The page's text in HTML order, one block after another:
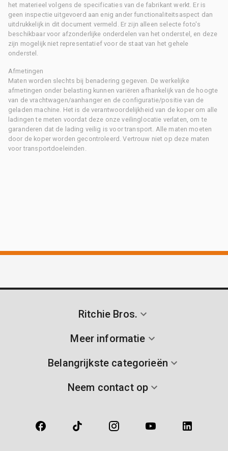
het materieel volgens de specificaties van de fabrikant werkt. Er is
geen inspectie uitgevoerd aan enig ander functionaliteitsaspect dan
uitdrukkelijk in dit document vermeld. Er zijn alleen selecte foto's
beschikbaar voor afzonderlijke onderdelen van het onderstel, en deze
zijn mogelijk niet representatief voor de staat van het gehele
onderstel.
Afmetingen
Maten worden slechts bij benadering gegeven. De werkelijke
afmetingen onder belasting kunnen variëren afhankelijk van de hoogte
van de vrachtwagen/aanhanger en de configuratie/positie van de
geladen machine. Het is de verantwoordelijkheid van de koper om alle
ladingen te meten voordat deze onze veilinglocatie verlaten, om te
garanderen dat de lading veilig is voor transport. Alle maten moeten
door de koper worden gecontroleerd. Vertrouw niet op deze maten
voor transportdoeleinden.
Ritchie Bros.
Meer informatie
Belangrijkste categorieën
Neem contact op